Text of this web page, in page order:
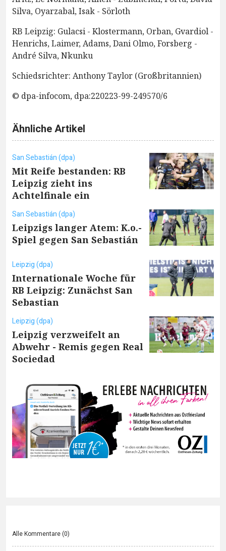
Silva, Oyarzabal, Isak - Sörloth
RB Leipzig: Gulacsi - Klostermann, Orban, Gvardiol -
Henrichs, Laimer, Adams, Dani Olmo, Forsberg -
André Silva, Nkunku
Schiedsrichter: Anthony Taylor (Großbritannien)
© dpa-infocom, dpa:220223-99-249570/6
Ähnliche Artikel
San Sebastián (dpa)
Mit Reife bestanden: RB
Leipzig zieht ins
Achtelfinale ein
San Sebastián (dpa)
Leipzigs langer Atem: K.o.-
Spiel gegen San Sebastián
Leipzig (dpa)
Internationale Woche für
RB Leipzig: Zunächst San
Sebastian
Leipzig (dpa)
Leipzig verzweifelt an
Abwehr - Remis gegen Real
Sociedad
Alle Kommentare (0)